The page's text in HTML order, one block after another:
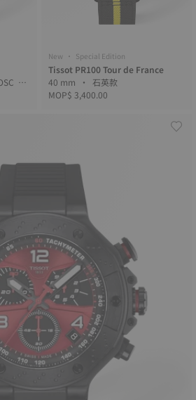
New • Special Edition
Tissot PR100 Tour de France
40 mm • 石英款
MOP$ 3,400.00